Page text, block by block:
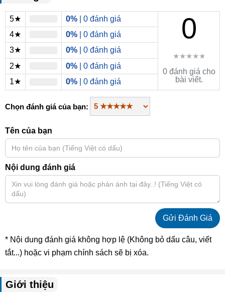
5★ 0% | 0 đánh giá 0
★★★★★
0 đánh giá cho
bài viết.
4★ 0% | 0 đánh giá
3★
0% | 0 đánh giá
2★
0% | 0 đánh giá
1★
0% | 0 đánh giá
Chọn đánh giá của bạn:
Tên của bạn
Nội dung đánh giá
* Nội dung đánh giá không hợp lệ (Không bỏ dấu câu, viết
tắt...) hoặc vi phạm chính sách sẽ bị xóa.
Giới thiệu